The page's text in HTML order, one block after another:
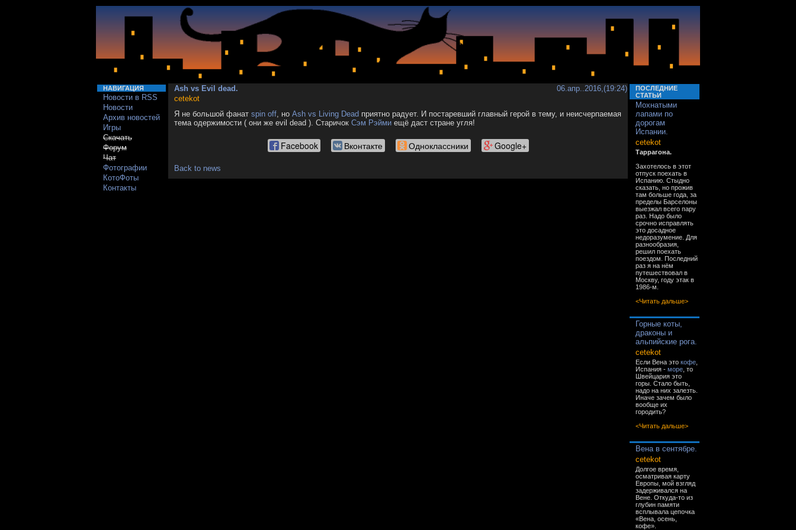
НАВИГАЦИЯ
Новости в RSS
Новости
Архив новостей
Игры
Скачать
Форум
Чат
Фотографии
КотоФоты
Контакты
Ash vs Evil dead.
06.апр..2016,(19:24)
cetekot
Я не большой фанат spin off, но Ash vs Living Dead приятно радует. И постаревший главный герой в тему, и неисчерпаемая
тема одержимости ( они же evil dead ). Старичок Сэм Рэйми ещё даст стране угля!
Facebook Вконтакте Одноклассники Google+
Back to news
ПОСЛЕДНИЕ
СТАТЬИ
Мохнатыми
лапами по
дорогам
Испании.
cetekot
Таррагона.
Захотелось в этот
отпуск поехать в
Испанию. Стыдно
сказать, но прожив
там больше года, за
пределы Барселоны
выезжал всего пару
раз. Надо было
срочно исправлять
это досадное
недоразумение. Для
разнообразия,
решил поехать
поездом. Последний
раз я на нём
путешествовал в
Москву, году этак в
1986-м.
<Читать дальше>
Горные коты,
драконы и
альпийские рога.
cetekot
Если Вена это кофе
Испания - море , то
Швейцария это
горы. Стало быть,
надо на них залезть.
Иначе зачем было
вообще их
городить?
<Читать дальше>
Вена в сентябре.
cetekot
Долгое время,
осматривая карту
Европы, мой взгляд
задерживался на
Вене. Откуда-то из
глубин памяти
всплывала цепочка
«Вена, осень,
кофе».